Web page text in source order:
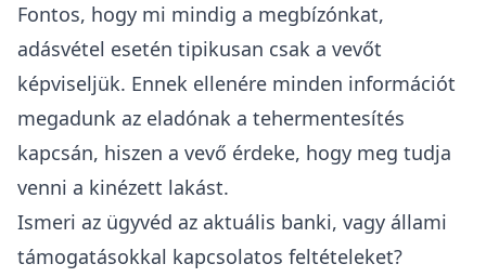
Fontos, hogy mi mindig a megbízónkat,
adásvétel esetén tipikusan csak a vevőt
képviseljük. Ennek ellenére minden információt
megadunk az eladónak a tehermentesítés
kapcsán, hiszen a vevő érdeke, hogy meg tudja
venni a kinézett lakást.
Ismeri az ügyvéd az aktuális banki, vagy állami
támogatásokkal kapcsolatos feltételeket?